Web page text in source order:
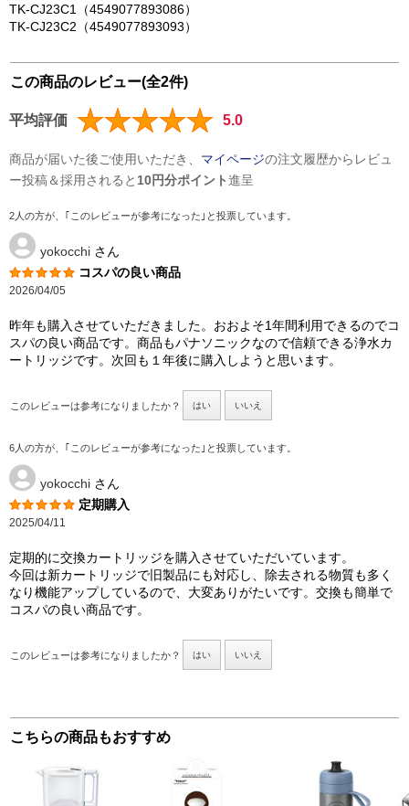
TK-CJ23C1（4549077893086）
TK-CJ23C2（4549077893093）
この商品のレビュー(全2件)
平均評価 5.0
商品が届いた後ご使用いただき、 マイページの注文履歴からレビュ
ー投稿＆採用されると 10円分ポイント進呈
2人の方が、｢このレビューが参考になった｣と投票しています。
yokocchi さん
コスパの良い商品
2026/04/05
昨年も購入させていただきました。おおよそ1年間利用できるのでコ
スパの良い商品です。商品もパナソニックなので信頼できる浄水カ
ートリッジです。次回も１年後に購入しようと思います。
このレビューは参考になりましたか？ はい いいえ
6人の方が、｢このレビューが参考になった｣と投票しています。
yokocchi さん
定期購入
2025/04/11
定期的に交換カートリッジを購入させていただいています。
今回は新カートリッジで旧製品にも対応し、除去される物質も多く
なり機能アップしているので、大変ありがたいです。交換も簡単で
コスパの良い商品です。
このレビューは参考になりましたか？ はい いいえ
こちらの商品もおすすめ